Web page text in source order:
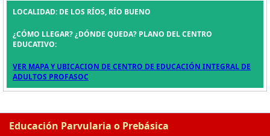
LOCALIDAD: DE LOS RÍOS, RÍO BUENO
¿CÓMO LLEGAR? ¿DÓNDE QUEDA? PLANO DEL CENTRO
EDUCATIVO:
VER MAPA Y UBICACION DE CENTRO DE EDUCACIÓN INTEGRAL DE
ADULTOS PROFASOC
Educación Parvularia o Prebásica